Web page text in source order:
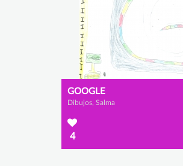
GOOGLE
Dibujos, Salma
4